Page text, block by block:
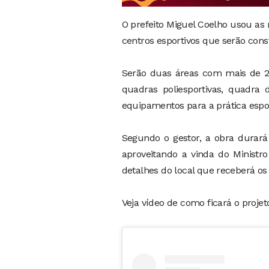
O prefeito Miguel Coelho usou
centros esportivos que serão
Serão duas áreas com mais de
quadras poliesportivas,
equipamentos para a prática
Segundo o gestor, a obra
aproveitando a vinda do
detalhes do local que receberá
Veja vídeo de como ficará o